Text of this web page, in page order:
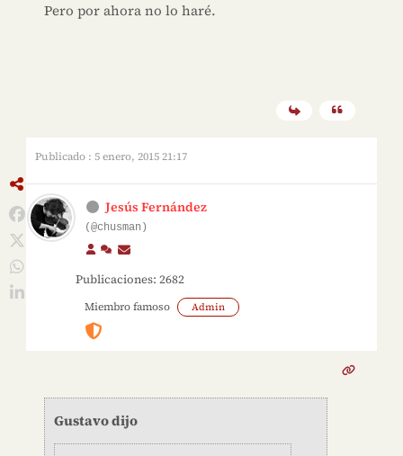
Pero por ahora no lo haré.
Publicado : 5 enero, 2015 21:17
Jesús Fernández
(@chusman)
Publicaciones: 2682
Miembro famoso Admin
Gustavo dijo